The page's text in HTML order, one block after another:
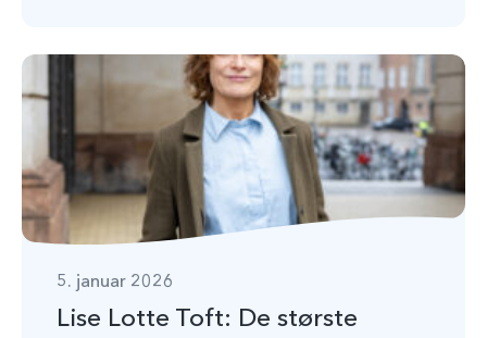
5. januar 2026
Lise Lotte Toft: De største